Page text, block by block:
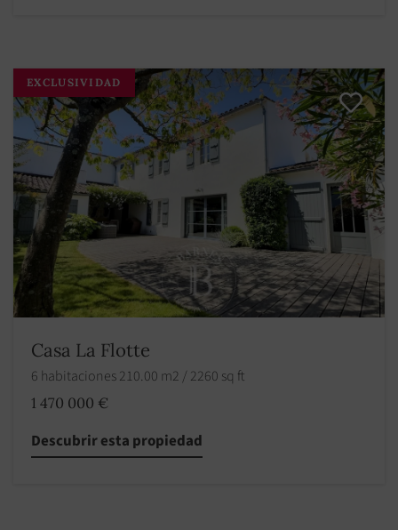
EXCLUSIVIDAD
Casa La Flotte
6 habitaciones 210.00 m2 / 2260 sq ft
1 470 000 €
Descubrir esta propiedad